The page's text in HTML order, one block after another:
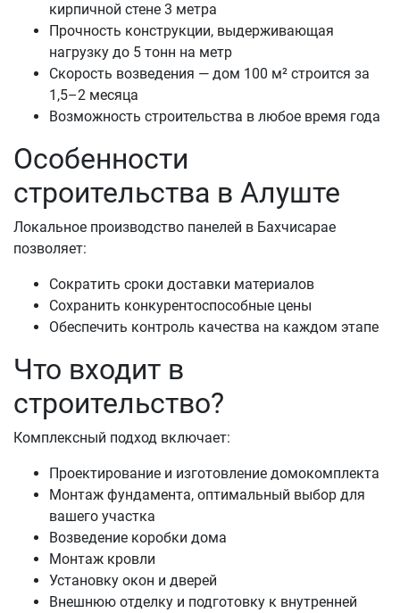
кирпичной стене 3 метра
Прочность конструкции, выдерживающая
нагрузку до 5 тонн на метр
Скорость возведения — дом 100 м² строится за
1,5–2 месяца
Возможность строительства в любое время года
Особенности
строительства в Алуште
Локальное производство панелей в Бахчисарае
позволяет:
Сократить сроки доставки материалов
Сохранить конкурентоспособные цены
Обеспечить контроль качества на каждом этапе
Что входит в
строительство?
Комплексный подход включает:
Проектирование и изготовление домокомплекта
Монтаж фундамента, оптимальный выбор для
вашего участка
Возведение коробки дома
Монтаж кровли
Установку окон и дверей
Внешнюю отделку и подготовку к внутренней